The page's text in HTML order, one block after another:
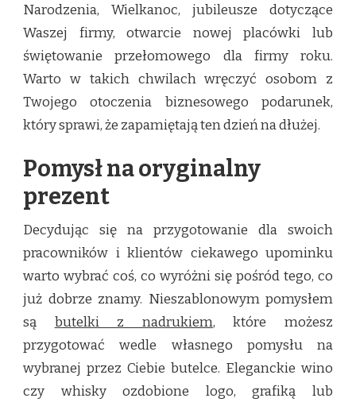
Narodzenia, Wielkanoc, jubileusze dotyczące
Waszej firmy, otwarcie nowej placówki lub
świętowanie przełomowego dla firmy roku.
Warto w takich chwilach wręczyć osobom z
Twojego otoczenia biznesowego podarunek,
który sprawi, że zapamiętają ten dzień na dłużej.
Pomysł na oryginalny
prezent
Decydując się na przygotowanie dla swoich
pracowników i klientów ciekawego upominku
warto wybrać coś, co wyróżni się pośród tego, co
już dobrze znamy. Nieszablonowym pomysłem
są butelki z nadrukiem, które możesz
przygotować wedle własnego pomysłu na
wybranej przez Ciebie butelce. Eleganckie wino
czy whisky ozdobione logo, grafiką lub